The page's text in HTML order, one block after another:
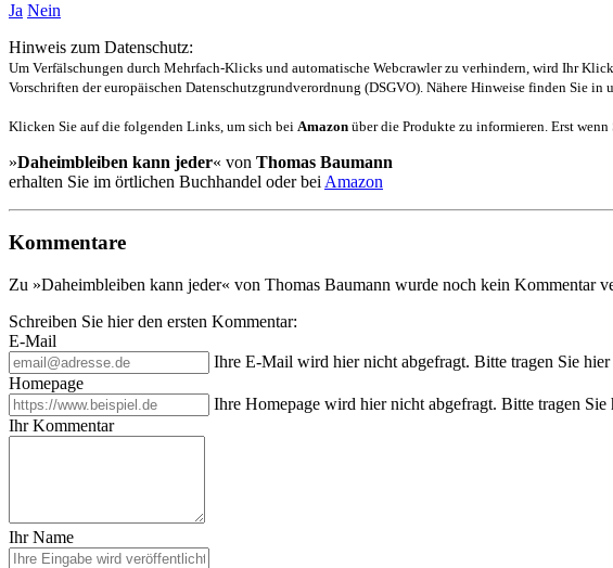
Ja Nein
Hinweis zum Datenschutz:
Um Verfälschungen durch Mehrfach-Klicks und automatische Webcrawler zu verhindern, wird Ihr
Vorschriften der europäischen Datenschutzgrundverordnung (DSGVO). Nähere Hinweise finden Sie in
Klicken Sie auf die folgenden Links, um sich bei Amazon über die Produkte zu informieren. Erst
»Daheimbleiben kann jeder« von Thomas Baumann
erhalten Sie im örtlichen Buchhandel oder bei Amazon
Kommentare
Zu »Daheimbleiben kann jeder« von Thomas Baumann wurde noch kein Kommentar
Schreiben Sie hier den ersten Kommentar:
E-Mail
Ihre E-Mail wird hier nicht abgefragt. Bitte tragen Sie
Homepage
Ihre Homepage wird hier nicht abgefragt. Bitte tragen
Ihr Kommentar
Ihr Name